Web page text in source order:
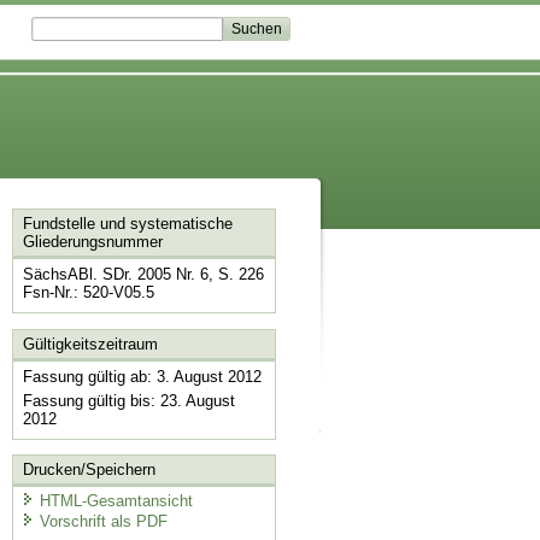
Fundstelle und systematische
Gliederungsnummer
SächsABl. SDr. 2005 Nr. 6, S. 226
Fsn-Nr.: 520-V05.5
Gültigkeitszeitraum
Fassung gültig ab: 3. August 2012
Fassung gültig bis: 23. August
2012
Drucken/Speichern
HTML-Gesamtansicht
Vorschrift als PDF